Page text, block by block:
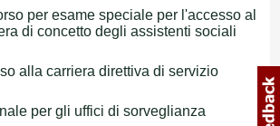
per esame speciale per l'accesso al
di concetto degli assistenti sociali
alla carriera direttiva di servizio
per gli uffici di sorveglianza